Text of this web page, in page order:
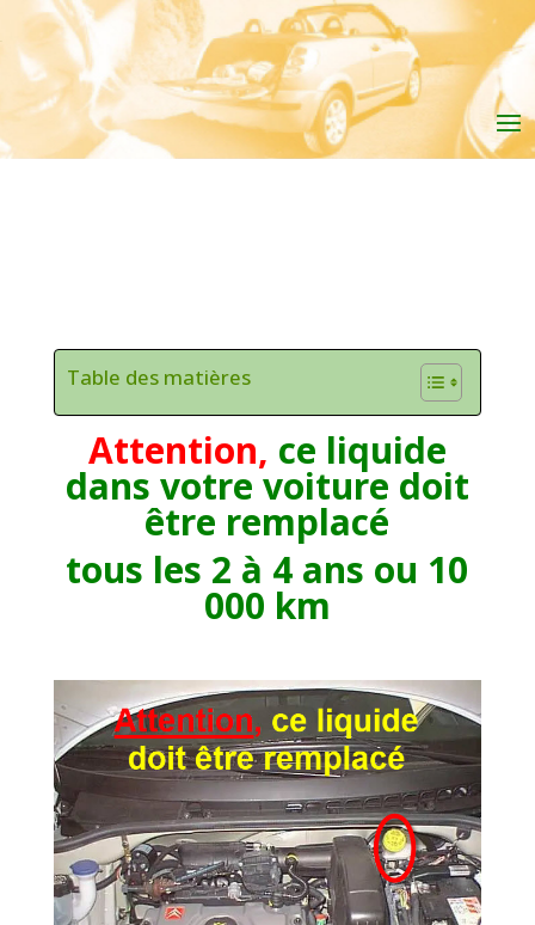
Table des matières
Attention, ce liquide
dans votre voiture doit
être remplacé
tous les 2 à 4 ans ou 10
000 km